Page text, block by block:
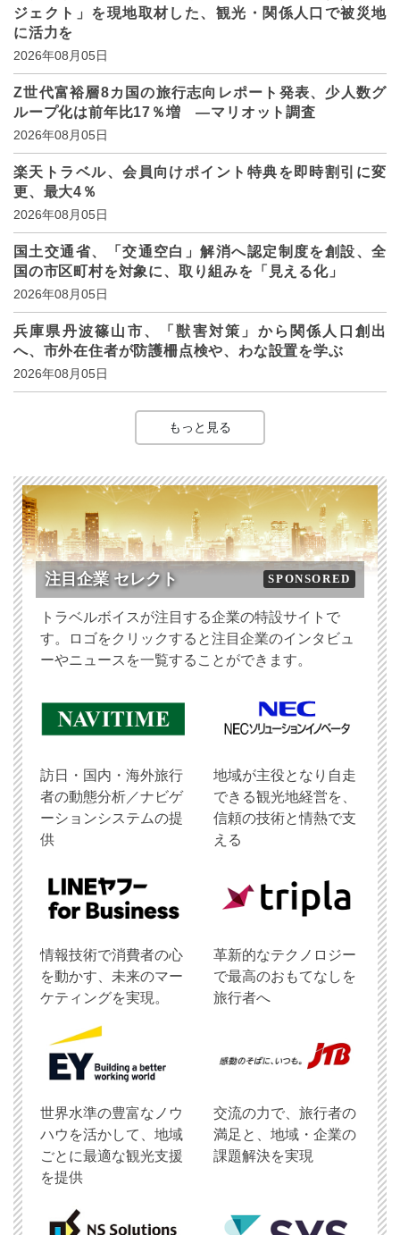
ジェクト」を現地取材した、観光・関係人口で被災地
に活力を
2026年08月05日
Z世代富裕層8カ国の旅行志向レポート発表、少人数グ
ループ化は前年比17％増 ―マリオット調査
2026年08月05日
楽天トラベル、会員向けポイント特典を即時割引に変
更、最大4％
2026年08月05日
国土交通省、「交通空白」解消へ認定制度を創設、全
国の市区町村を対象に、取り組みを「見える化」
2026年08月05日
兵庫県丹波篠山市、「獣害対策」から関係人口創出
へ、市外在住者が防護柵点検や、わな設置を学ぶ
2026年08月05日
もっと見る
注目企業 セレクト SPONSORED
トラベルボイスが注目する企業の特設サイトで
す。ロゴをクリックすると注目企業のインタビュ
ーやニュースを一覧することができます。
訪日・国内・海外旅行
者の動態分析／ナビゲ
ーションシステムの提
供
地域が主役となり自走
できる観光地経営を、
信頼の技術と情熱で支
える
情報技術で消費者の心
を動かす、未来のマー
ケティングを実現。
革新的なテクノロジー
で最高のおもてなしを
旅行者へ
世界水準の豊富なノウ
ハウを活かして、地域
ごとに最適な観光支援
を提供
交流の力で、旅行者の
満足と、地域・企業の
課題解決を実現